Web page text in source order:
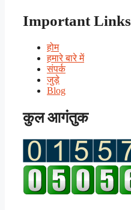
Important Links
होम
हमारे बारे में
संपर्क
जुड़े
Blog
कुल आगंतुक